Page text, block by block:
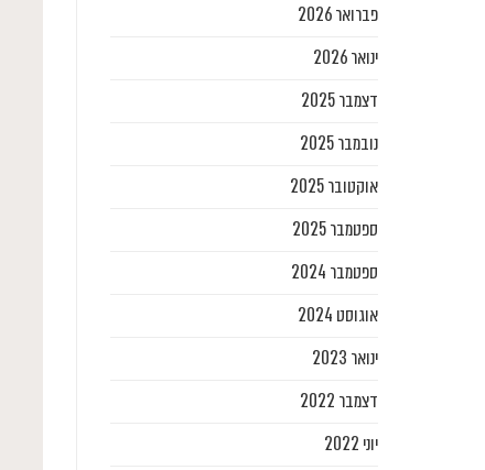
פברואר 2026
ינואר 2026
דצמבר 2025
נובמבר 2025
אוקטובר 2025
ספטמבר 2025
ספטמבר 2024
אוגוסט 2024
ינואר 2023
דצמבר 2022
יוני 2022